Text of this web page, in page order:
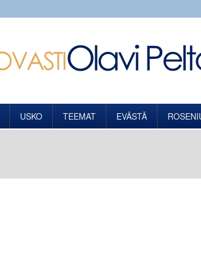
USKO TEEMAT EVÄSTÄ